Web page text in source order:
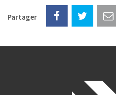
Partager